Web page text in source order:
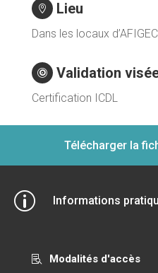
 Lieu
Dans les locaux
 Validation
Certification ICDL
Télécharger la
p Informations

Modalités d'accès